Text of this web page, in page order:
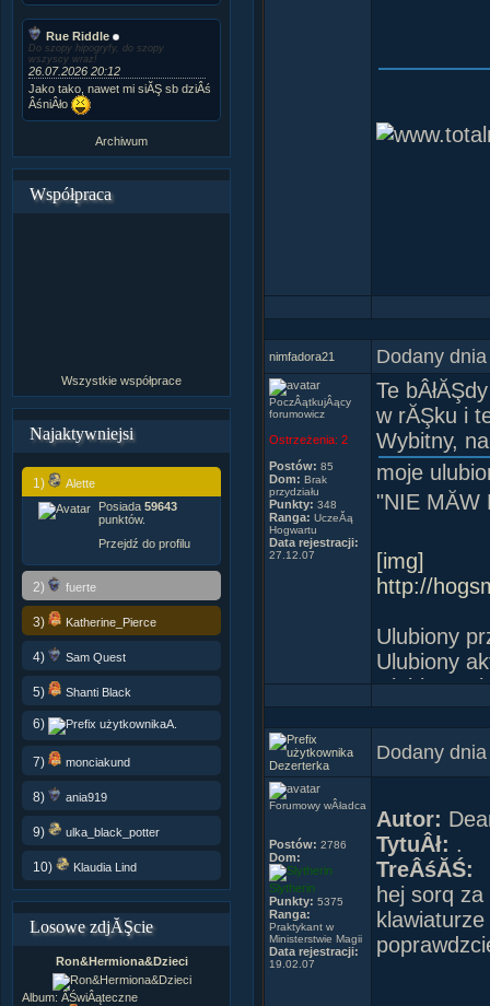
Rue Riddle
Do szopy hipogryfy, do szopy
wszyscy wraz!
26.07.2026 20:12
Jako tako, nawet mi siĂŞ sb dziÂś
ÂśniÂło
Archiwum
Współpraca
Wszystkie współprace
Najaktywniejsi
1)
Alette
Posiada 59643
punktów.
Przejdź do profilu
2) fuerte
3) Katherine_Pierce
4) Sam Quest
5) Shanti Black
6) A.
7) monciakund
8) ania919
9) ulka_black_potter
10) Klaudia Lind
Losowe zdjĂŞcie
Ron&Hermiona&Dzieci
Album: ÂŚwiÂąteczne
nimfadora21 Dodany
PoczÂątkujÂący
forumowicz
Ostrzeżenia: 2
Postów: 85
Dom: Brak
przydziału
Punkty: 348
Ranga: UczeĂą
Hogwartu
Data rejestracji:
27.12.07
Te
w rĂŞku i
Wybitny,
moje
"NIE
[img]
http://
Ulubiony
Ulubiony
Ulubiona
Ulubiony
Animag:
Dom:
Ulubiony
Dezerterka
Dodany
Forumowy wÂładca
Postów: 2786
Dom:
Slytherin
Punkty: 5375
Ranga:
Praktykant w
Ministerstwie Magii
Data rejestracji:
19.02.07
Autor:
TytuÂł: .
TreÂśĂŚ:
hej sorq